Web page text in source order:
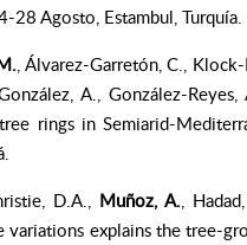
28 Agosto, Estambul, Turquía.
, Álvarez-Garretón, C., Klock-
A., González-
rings in Semiarid-
D.A., Muñoz, A. ,
variations explains the tree-